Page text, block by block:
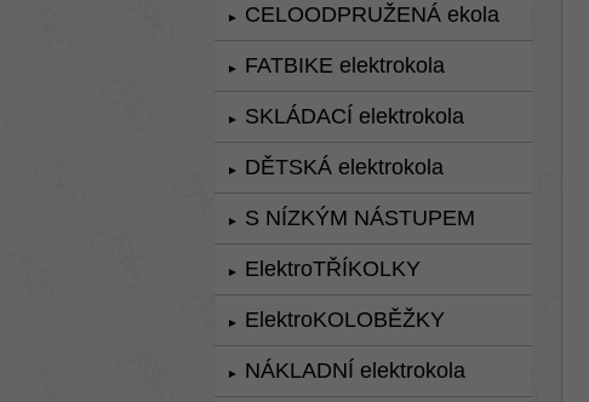
► CELOODPRUŽENÁ ekola
► FATBIKE elektrokola
► SKLÁDACÍ elektrokola
► DĚTSKÁ elektrokola
► S NÍZKÝM NÁSTUPEM
► ElektroTŘÍKOLKY
► ElektroKOLOBĚŽKY
► NÁKLADNÍ elektrokola